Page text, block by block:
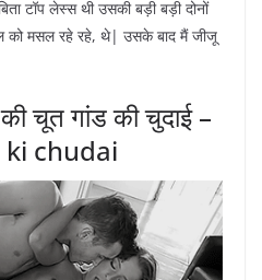
टॉप लेस्स थी उसकी बड़ी बड़ी दोनों
को मसल रहे रहे, थे| उसके बाद मैं जीजू
चूत गांड की चुदाई –
chudai